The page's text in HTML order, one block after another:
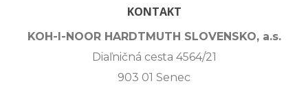
KONTAKT
KOH-I-NOOR HARDTMUTH SLOVENSKO, a.s.
Diaľničná cesta 4564/21
903 01 Senec